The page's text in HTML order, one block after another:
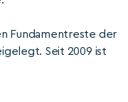
Fundamentreste der
Seit 2009 ist